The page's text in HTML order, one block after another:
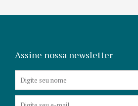
Assine nossa newsletter
Nome
E-